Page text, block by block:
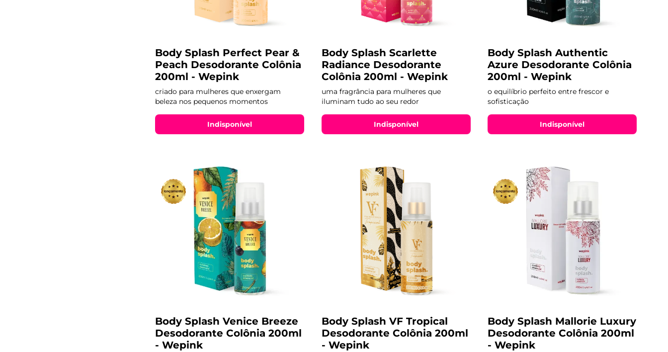
Body Splash Perfect Pear &
Peach Desodorante Colônia
200ml - Wepink
criado para mulheres que enxergam
beleza nos pequenos momentos
Indisponível
Body Splash Scarlette
Radiance Desodorante
Colônia 200ml - Wepink
uma fragrância para mulheres que
iluminam tudo ao seu redor
Indisponível
Body Splash Authentic
Azure Desodorante Colônia
200ml - Wepink
o equilíbrio perfeito entre frescor e
sofisticação
Indisponível
Body Splash Venice Breeze
Desodorante Colônia 200ml
- Wepink
Body Splash VF Tropical
Desodorante Colônia 200ml
- Wepink
Body Splash Mallorie Luxury
Desodorante Colônia 200ml
- Wepink